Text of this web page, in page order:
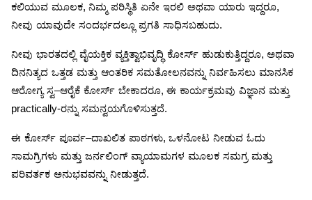
ಕಲಿಯುವ ಮೂಲಕ, ನಿಮ್ಮ ಪರಿಸ್ಥಿತಿ ಏನೇ ಇರಲಿ ಅಥವಾ ಯಾರು ಇದ್ದರೂ,
ನೀವು ಯಾವುದೇ ಸಂದರ್ಭದಲ್ಲೂ ಪ್ರಗತಿ ಸಾಧಿಸಬಹುದು.
ನೀವು ಭಾರತದಲ್ಲಿ ವೈಯಕ್ತಿಕ ವ್ಯಕ್ತಿತ್ವಾಭಿವೃದ್ಧಿ ಕೋರ್ಸ್ ಹುಡುಕುತ್ತಿದ್ದರೂ, ಅಥವಾ
ದಿನನಿತ್ಯದ ಒತ್ತಡ ಮತ್ತು ಆಂತರಿಕ ಸಮತೋಲನವನ್ನು ನಿರ್ವಹಿಸಲು ಮಾನಸಿಕ
ಆರೋಗ್ಯ ಸ್ವ–ಆರೈಕೆ ಕೋರ್ಸ್ ಬೇಕಾದರೂ, ಈ ಕಾರ್ಯಕ್ರಮವು ವಿಜ್ಞಾನ ಮತ್ತು
practically-ರನ್ನು ಸಮನ್ವಯಗೊಳಿಸುತ್ತದೆ.
ಈ ಕೋರ್ಸ್ ಪೂರ್ವ–ದಾಖಲಿತ ಪಾಠಗಳು, ಒಳನೋಟ ನೀಡುವ ಓದು
ಸಾಮಗ್ರಿಗಳು ಮತ್ತು ಜರ್ನಲಿಂಗ್ ವ್ಯಾಯಾಮಗಳ ಮೂಲಕ ಸಮಗ್ರ ಮತ್ತು
ಪರಿವರ್ತಕ ಅನುಭವವನ್ನು ನೀಡುತ್ತದೆ.